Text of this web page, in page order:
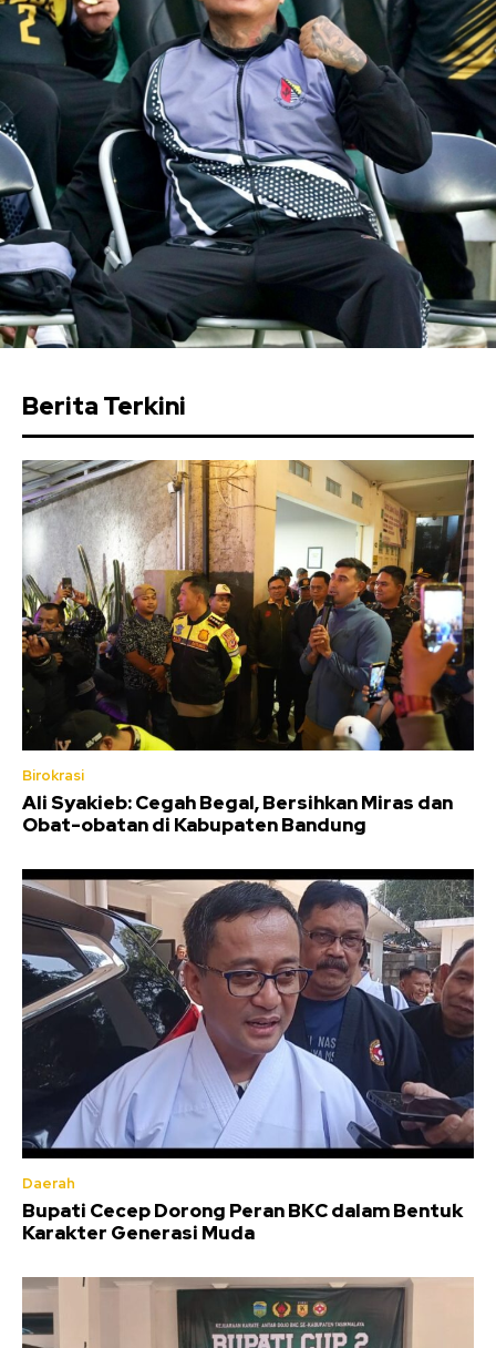
Berita Terkini
Birokrasi
Ali Syakieb: Cegah Begal, Bersihkan Miras dan
Obat-obatan di Kabupaten Bandung
Daerah
Bupati Cecep Dorong Peran BKC dalam Bentuk
Karakter Generasi Muda